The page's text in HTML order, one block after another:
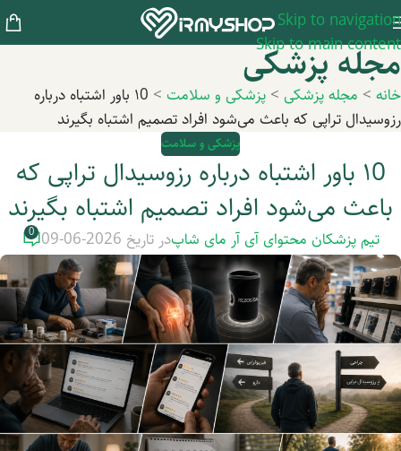
Skip to navigation
Skip to main content
مجله پزشکی
خانه > مجله پزشکی > پزشکی و سلامت >
۱0 باور اشتباه درباره
رزوسیدال تراپی که باعث می‌شود افراد تصمیم اشتباه بگیرند
پزشکی و سلامت
۱0 باور اشتباه درباره رزوسیدال تراپی که
باعث می‌شود افراد تصمیم اشتباه بگیرند
تیم پزشکان محتوای آی آر مای شاپدر تاریخ 2026-06-09 0